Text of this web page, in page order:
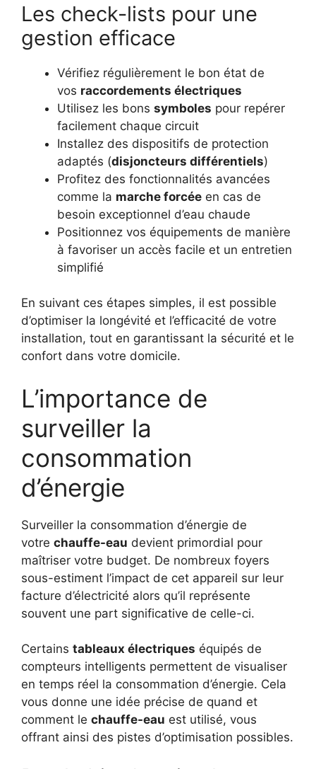
Les check-lists pour une
gestion efficace
Vérifiez régulièrement le bon état de
vos raccordements électriques
Utilisez les bons symboles pour repérer
facilement chaque circuit
Installez des dispositifs de protection
adaptés (disjoncteurs différentiels)
Profitez des fonctionnalités avancées
comme la marche forcée en cas de
besoin exceptionnel d’eau chaude
Positionnez vos équipements de manière
à favoriser un accès facile et un entretien
simplifié
En suivant ces étapes simples, il est possible
d’optimiser la longévité et l’efficacité de votre
installation, tout en garantissant la sécurité et le
confort dans votre domicile.
L’importance de
surveiller la
consommation
d’énergie
Surveiller la consommation d’énergie de
votre chauffe-eau devient primordial pour
maîtriser votre budget. De nombreux foyers
sous-estiment l’impact de cet appareil sur leur
facture d’électricité alors qu’il représente
souvent une part significative de celle-ci.
Certains tableaux électriques équipés de
compteurs intelligents permettent de visualiser
en temps réel la consommation d’énergie. Cela
vous donne une idée précise de quand et
comment le chauffe-eau est utilisé, vous
offrant ainsi des pistes d’optimisation possibles.